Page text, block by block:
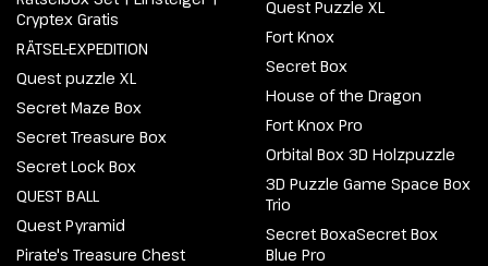
Cryptex Gratis
RÄTSEL-EXPEDITION
Quest puzzle XL
Secret Maze Box
Secret Treasure Box
Secret Lock Box
QUEST BALL
Quest Pyramid
Pirate's Treasure Chest
Quest Puzzle XL
Fort Knox
Secret Box
House of the Dragon
Fort Knox Pro
Orbital Box 3D Holzpuzzle
3D Puzzle Game Space Box
Trio
Secret BoxaSecret Box
Blue Pro